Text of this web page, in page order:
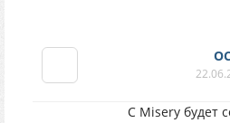
С Misery будет